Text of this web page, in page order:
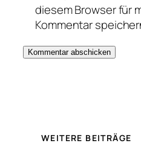
diesem Browser für
Kommentar
WEITERE BEITRÄGE